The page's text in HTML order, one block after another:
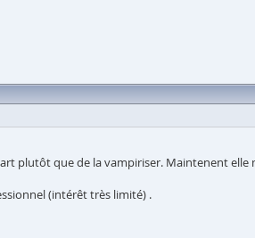
plutôt que de la vampiriser. Maintenent
(intérêt très limité) .